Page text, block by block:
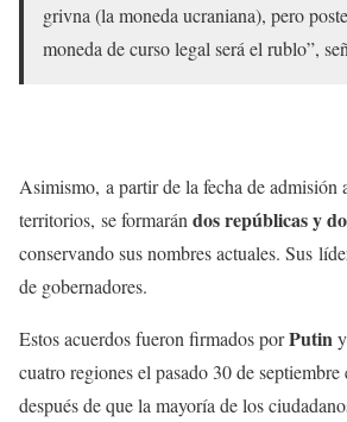
grivna (la moneda ucraniana), pero
moneda de curso legal será el rublo”,
Asimismo, a partir de la fecha de admisión
territorios, se formarán dos repúblicas y
conservando sus nombres actuales. Sus
de gobernadores.
Estos acuerdos fueron firmados porPutin
cuatro regiones el pasado 30 de
después de que la mayoría de los